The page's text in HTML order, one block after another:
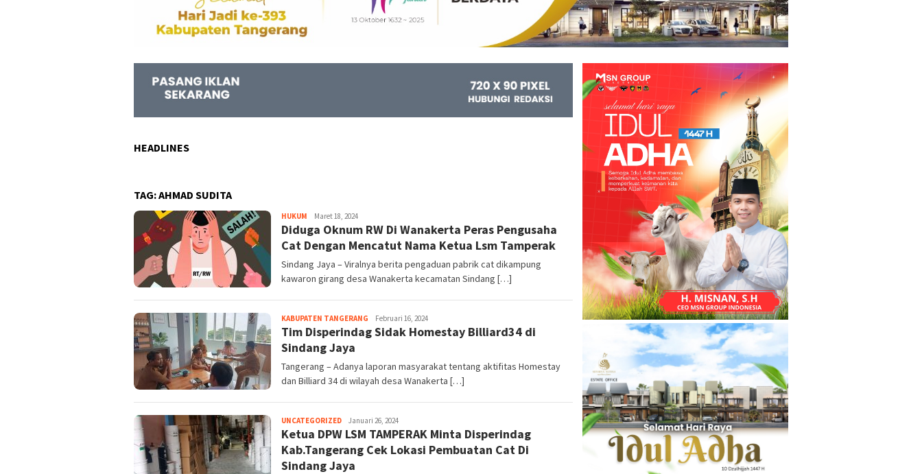
HEADLINES
TAG:AHMAD SUDITA
HUKUM Kejar
Info
Maret 18, 2024
Diduga Oknum RW Di Wanakerta Peras Pengusaha
Cat Dengan Mencatut Nama Ketua Lsm Tamperak
Sindang Jaya – Viralnya berita pengaduan pabrik cat dikampung
kawaron girang desa Wanakerta kecamatan Sindang […]
KABUPATEN TANGERANG Kejar
Info
Februari 16, 2024
Tim Disperindag Sidak Homestay Billiard34 di
Sindang Jaya
Tangerang – Adanya laporan masyarakat tentang aktifitas Homestay
dan Billiard 34 di wilayah desa Wanakerta […]
UNCATEGORIZED Kejar
Info
Januari 26, 2024
Ketua DPW LSM TAMPERAK Minta Disperindag
Kab.Tangerang Cek Lokasi Pembuatan Cat Di
Sindang Jaya